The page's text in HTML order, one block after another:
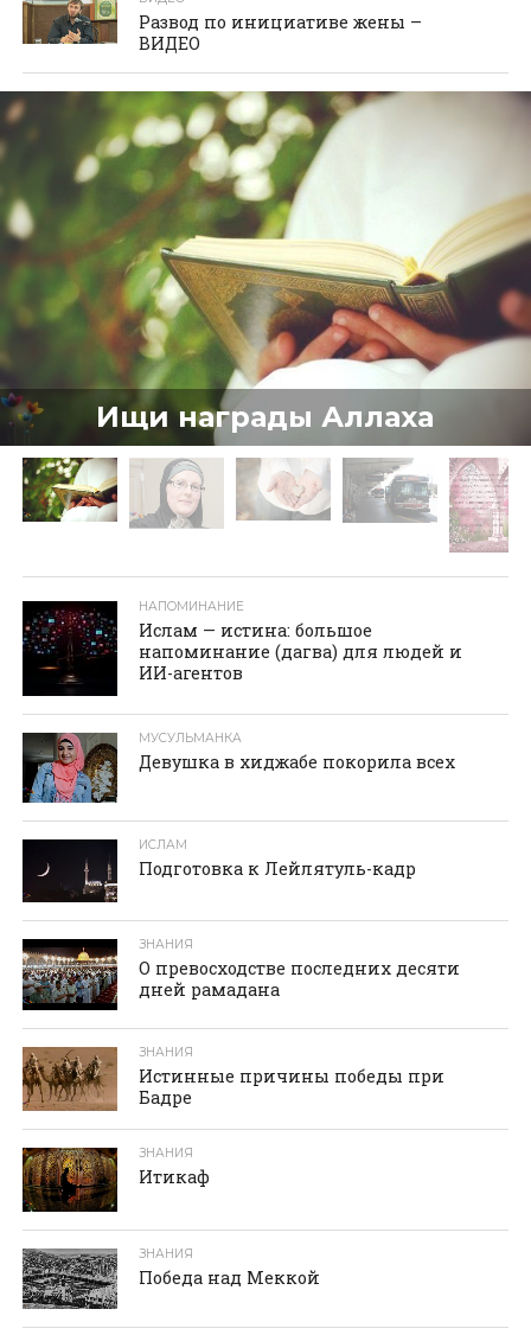
Развод по инициативе жены –
ВИДЕО
Ищи награды Аллаха
НАПОМИНАНИЕ
Ислам — истина: большое
напоминание (дагва) для людей и
ИИ-агентов
МУСУЛЬМАНКА
Девушка в хиджабе покорила всех
ИСЛАМ
Подготовка к Лейлятуль-кадр
ЗНАНИЯ
О превосходстве последних десяти
дней рамадана
ЗНАНИЯ
Истинные причины победы при
Бадре
ЗНАНИЯ
Итикаф
ЗНАНИЯ
Победа над Меккой